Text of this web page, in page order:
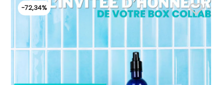
-72,34% favorite_border